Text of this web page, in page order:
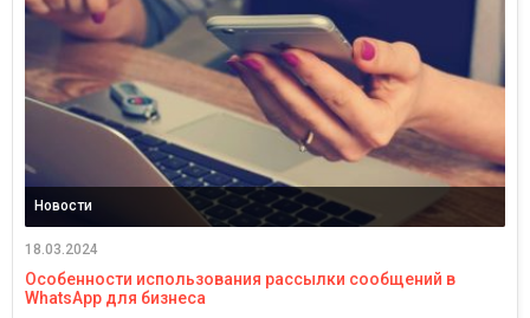
Новости
18.03.2024
Особенности использования рассылки сообщений в
WhatsApp для бизнеса